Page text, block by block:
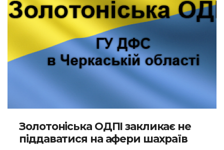
Золотоніська ОДПІ закликає не
піддаватися на афери шахраїв